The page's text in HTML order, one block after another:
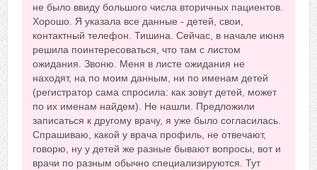
не было ввиду большого числа вторичных пациентов.
Хорошо. Я указала все данные - детей, свои,
контактный телефон. Тишина. Сейчас, в начале июня
решила поинтересоваться, что там с листом
ожидания. Звоню. Меня в листе ожидания не
находят, на по моим данным, ни по именам детей
(регистратор сама спросила: как зовут детей, может
по их именам найдем). Не нашли. Предложили
записаться к другому врачу, я уже было согласилась.
Спрашиваю, какой у врача профиль, не отвечают,
говорю, ну у детей же разные бывают вопросы, вот и
врачи по разным обычно специализируются. Тут